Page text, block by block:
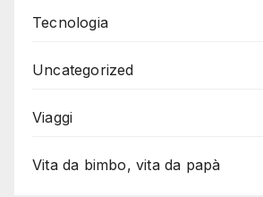
Tecnologia
Uncategorized
Viaggi
Vita da bimbo, vita da papà